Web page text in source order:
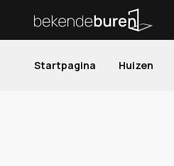
Startpagina Huizen